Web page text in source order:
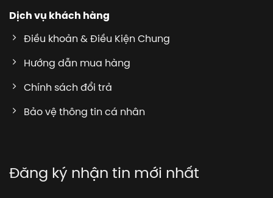
Dịch vụ khách hàng
Điều khoản & Điều Kiện Chung
Hướng dẫn mua hàng
Chính sách đổi trả
Bảo vệ thông tin cá nhân
Đăng ký nhận tin mới nhất